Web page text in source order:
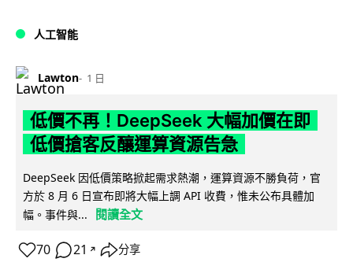
人工智能
Lawton 1 日
低價不再！DeepSeek 大幅加價在即
低價搶客反釀運算資源告急
DeepSeek 因低價策略掀起需求熱潮，運算資源不勝負荷，官
方於 8 月 6 日宣布即將大幅上調 API 收費，惟未公布具體加
幅。事件與...
閱讀全文
70 21 ↗ 分享